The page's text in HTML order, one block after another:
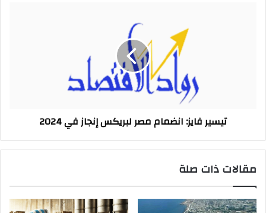
تيسير فايز: انضمام مصر لبريكس إنجاز في 2024
مقالات ذات صلة